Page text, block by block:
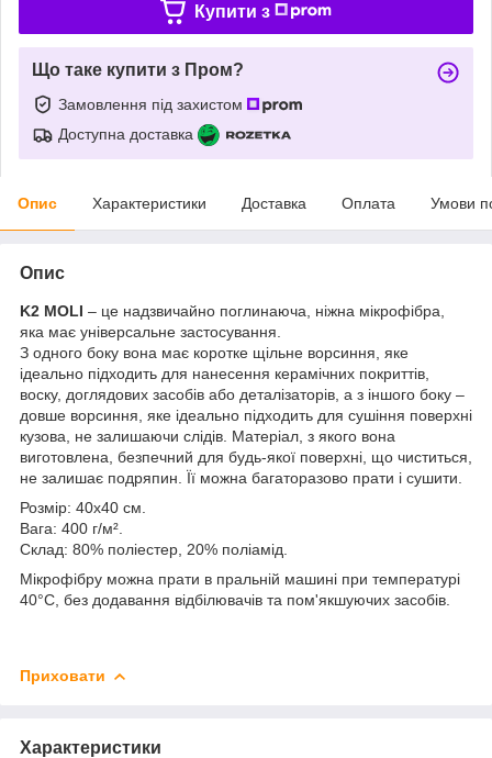
Купити з
Що таке купити з Пром?
Замовлення під захистом
Доступна доставка
Опис Характеристики Доставка Оплата Умови
Опис
K2 MOLI – це надзвичайно поглинаюча, ніжна мікрофібра,
яка має універсальне застосування.
З одного боку вона має коротке щільне ворсиння, яке
ідеально підходить для нанесення керамічних покриттів,
воску, доглядових засобів або деталізаторів, а з іншого боку –
довше ворсиння, яке ідеально підходить для сушіння поверхні
кузова, не залишаючи слідів. Матеріал, з якого вона
виготовлена, безпечний для будь-якої поверхні, що чиститься,
не залишає подряпин. Її можна багаторазово прати і сушити.
Розмір: 40x40 см.
Вага: 400 г/м².
Склад: 80% поліестер, 20% поліамід.
Мікрофібру можна прати в пральній машині при температурі
40°C, без додавання відбілювачів та пом'якшуючих засобів.
Приховати
Характеристики